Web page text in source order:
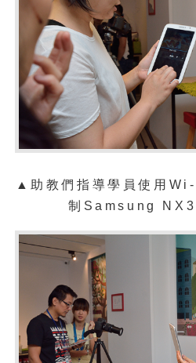
▲助教們指導學員使用 Wi-
制 Samsung